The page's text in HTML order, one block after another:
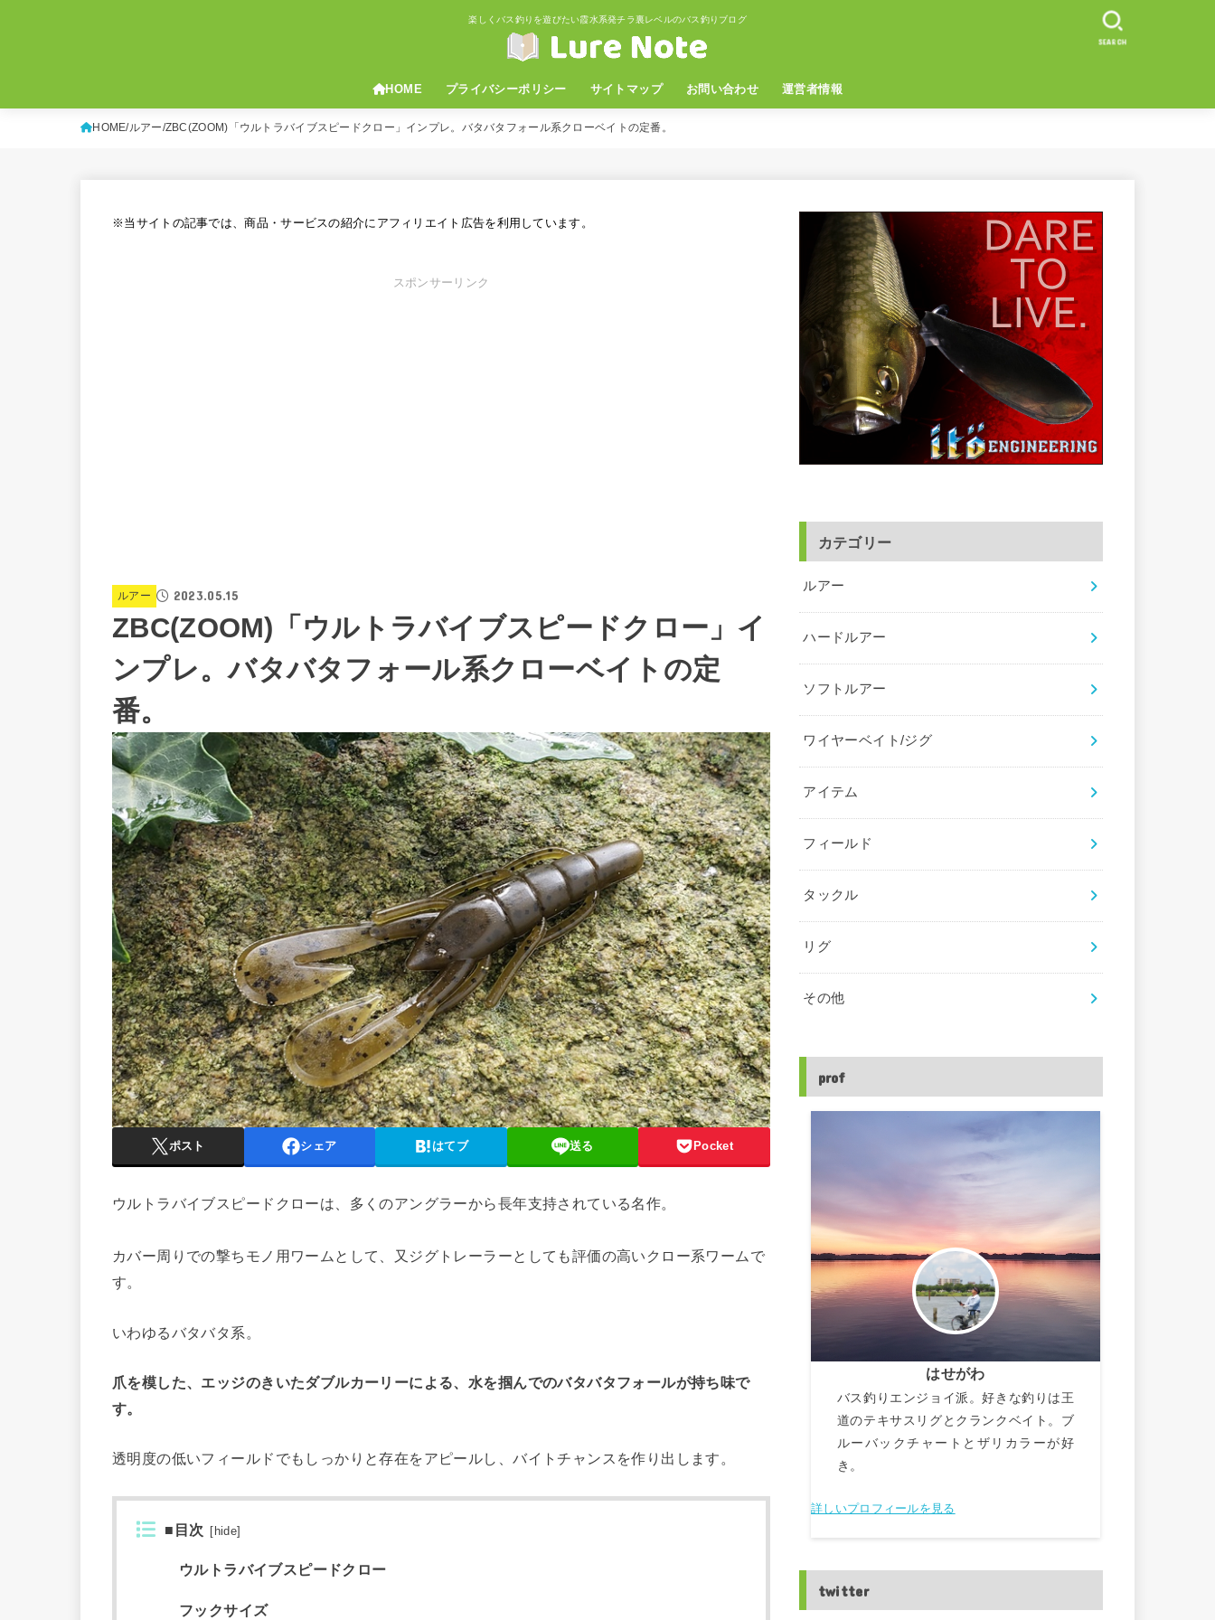
楽しくバス釣りを遊びたい霞水系発チラ裏レベルのバス釣りブログ
HOME プライバシーポリシー サイトマップ お問い合わせ 運営者情報
SEARCH
HOME ルアー ZBC(ZOOM)「ウルトラバイブスピードクロー」インプレ。バタバタフォール系クローベイトの定番。
※当サイトの記事では、商品・サービスの紹介にアフィリエイト広告を利用しています。
スポンサーリンク
ルアー 2023.05.15
ZBC(ZOOM)「ウルトラバイブスピードクロー」イ
ンプレ。バタバタフォール系クローベイトの定
番。
ポスト シェア はてブ 送る Pocket
ウルトラバイブスピードクローは、多くのアングラーから長年支持されている名作。
カバー周りでの撃ちモノ用ワームとして、又ジグトレーラーとしても評価の高いクロー系ワームで
す。
いわゆるバタバタ系。
爪を模した、エッジのきいたダブルカーリーによる、水を掴んでのバタバタフォールが持ち味で
す。
透明度の低いフィールドでもしっかりと存在をアピールし、バイトチャンスを作り出します。
■目次 [ hide]
ウルトラバイブスピードクロー
フックサイズ
カテゴリー
ルアー
ハードルアー
ソフトルアー
ワイヤーベイト/ジグ
アイテム
フィールド
タックル
リグ
その他
prof
はせがわ
バス釣りエンジョイ派。好きな釣りは王
道のテキサスリグとクランクベイト。ブ
ルーバックチャートとザリカラーが好
き。
詳しいプロフィールを見る
twitter